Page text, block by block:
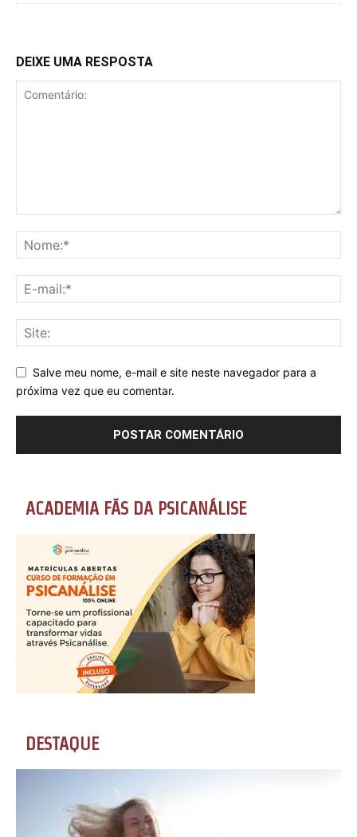
DEIXE UMA RESPOSTA
Salve meu nome, e-mail e site neste navegador para a
próxima vez que eu comentar.
ACADEMIA FÃS DA PSICANÁLISE
DESTAQUE